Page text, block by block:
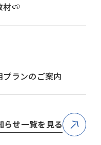
らせ一覧を見る
材🍉
プランのご案内